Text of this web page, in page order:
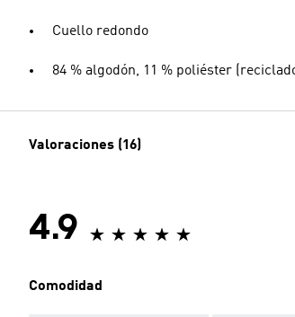
Cuello redondo
84 % algodón, 11 % poliéster
Valoraciones (16)
4.9
Comodidad